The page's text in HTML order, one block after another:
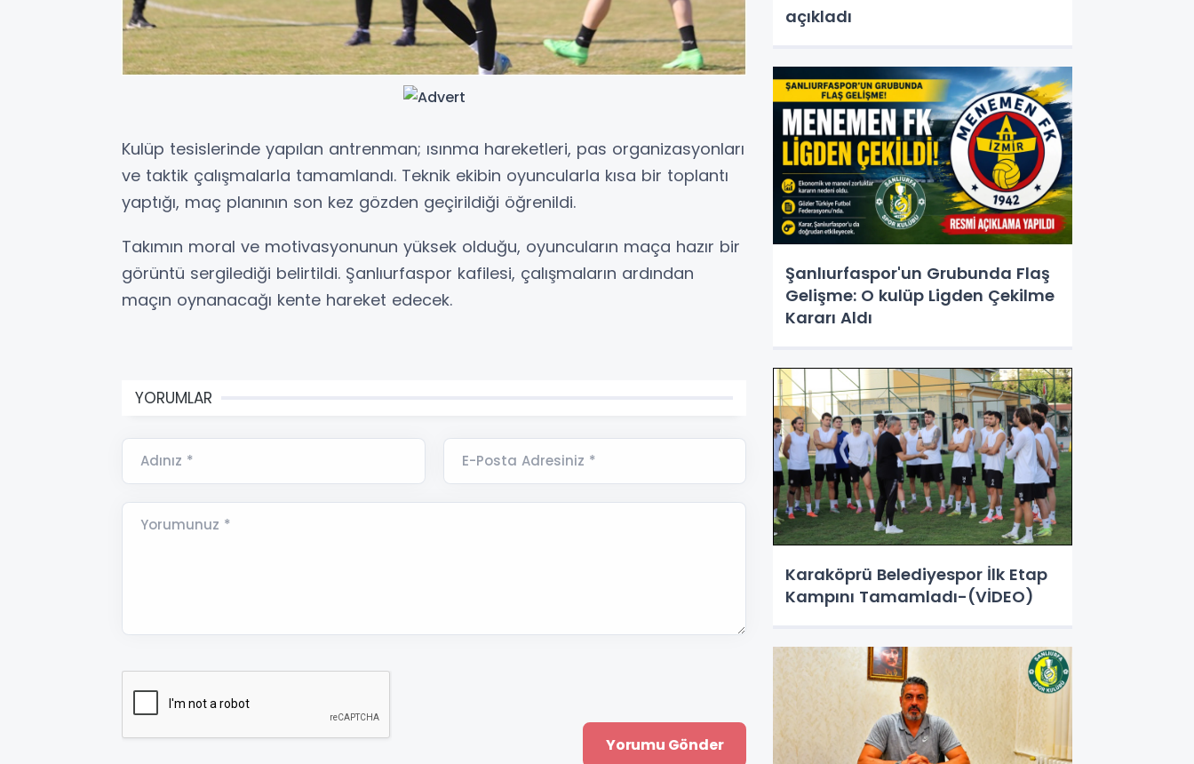
Kulüp tesislerinde yapılan antrenman; ısınma hareketleri, pas organizasyonları
ve taktik çalışmalarla tamamlandı. Teknik ekibin oyuncularla kısa bir toplantı
yaptığı, maç planının son kez gözden geçirildiği öğrenildi.
Takımın moral ve motivasyonunun yüksek olduğu, oyuncuların maça hazır bir
görüntü sergilediği belirtildi. Şanlıurfaspor kafilesi, çalışmaların ardından
maçın oynanacağı kente hareket edecek.
YORUMLAR
Adınız * E-Posta Adresiniz *
Yorumunuz *
açıkladı
Şanlıurfaspor'un Grubunda Flaş
Gelişme: O kulüp Ligden Çekilme
Kararı Aldı
Karaköprü Belediyespor İlk Etap
Kampını Tamamladı-(VİDEO)